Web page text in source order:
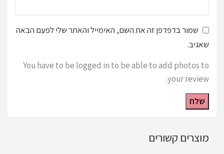
שמור בדפדפן זה את השם, האימייל והאתר שלי לפעם הבאה
שאגיב.
You have to be logged in to be able to add photos to
your review.
מוצרים קשורים